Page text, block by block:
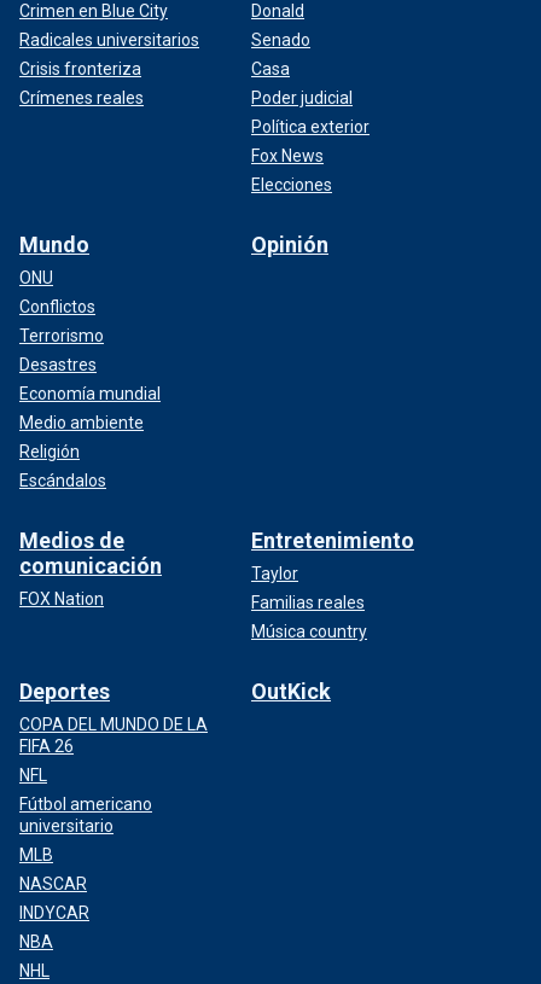
Crimen en Blue City
Radicales universitarios
Crisis fronteriza
Crímenes reales
Donald
Senado
Casa
Poder judicial
Política exterior
Fox News
Elecciones
Mundo
ONU
Conflictos
Terrorismo
Desastres
Economía mundial
Medio ambiente
Religión
Escándalos
Opinión
Medios de
comunicación
FOX Nation
Entretenimiento
Taylor
Familias reales
Música country
Deportes
COPA DEL MUNDO DE LA
FIFA 26
NFL
Fútbol americano
universitario
MLB
NASCAR
INDYCAR
NBA
NHL
OutKick